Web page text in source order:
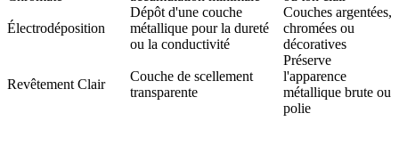
Électrodéposition
Dépôt d'une couche
métallique pour la dureté
ou la conductivité
Couches argentées,
chromées ou
décoratives
Revêtement Clair
Couche de scellement
transparente
Préserve
l'apparence
métallique brute ou
polie